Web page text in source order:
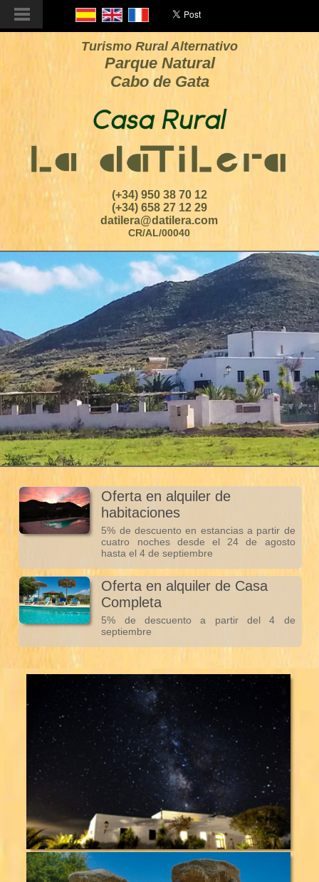
Turismo Rural Alternativo
Parque Natural
Cabo de Gata
(+34) 950 38 70 12
(+34) 658 27 12 29
datilera@datilera.com
CR/AL/00040
Oferta en alquiler de
habitaciones
5% de descuento en estancias a partir de
cuatro noches desde el 24 de agosto
hasta el 4 de septiembre
Oferta en alquiler de Casa
Completa
5% de descuento a partir del 4 de
septiembre